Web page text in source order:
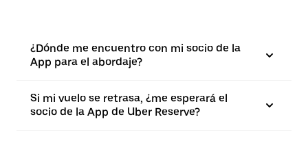
¿Dónde me encuentro con mi socio de la
App para el abordaje?
Si mi vuelo se retrasa, ¿me esperará el
socio de la App de Uber Reserve?